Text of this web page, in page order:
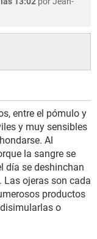
entre el pómulo y
y muy sensibles
Al
la sangre se
día se deshinchan
Las ojeras son cada
productos
o